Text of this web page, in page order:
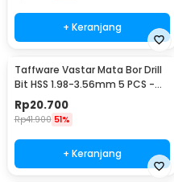
+ Keranjang
Taffware Vastar Mata Bor Drill
Bit HSS 1.98-3.56mm 5 PCS -
SV-VDB26
Rp20.700
Rp41.900 51%
+ Keranjang